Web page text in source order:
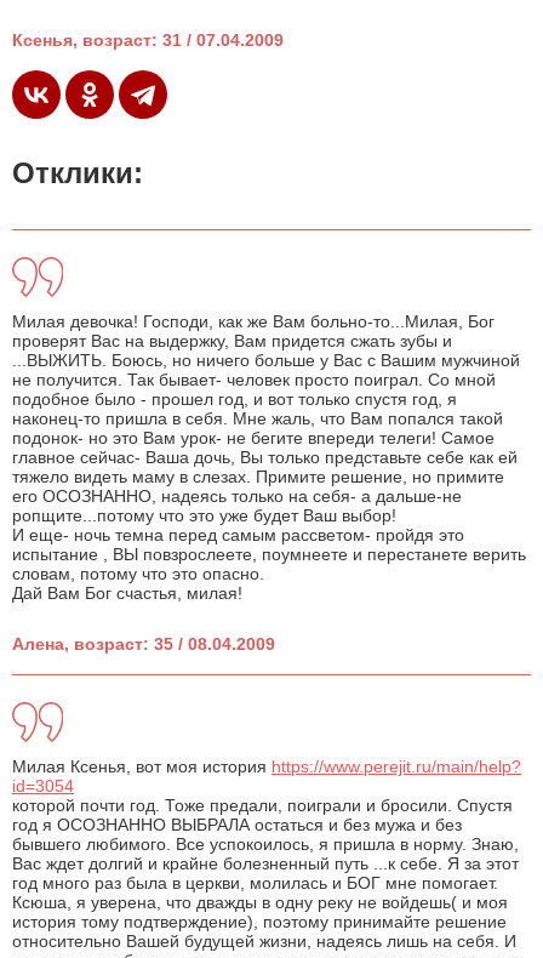
Ксенья, возраст: 31 / 07.04.2009
Отклики:
Милая девочка! Господи, как же Вам больно-то...Милая, Бог
проверят Вас на выдержку, Вам придется сжать зубы и
...ВЫЖИТЬ. Боюсь, но ничего больше у Вас с Вашим мужчиной
не получится. Так бывает- человек просто поиграл. Со мной
подобное было - прошел год, и вот только спустя год, я
наконец-то пришла в себя. Мне жаль, что Вам попался такой
подонок- но это Вам урок- не бегите впереди телеги! Самое
главное сейчас- Ваша дочь, Вы только представьте себе как ей
тяжело видеть маму в слезах. Примите решение, но примите
его ОСОЗНАННО, надеясь только на себя- а дальше-не
ропщите...потому что это уже будет Ваш выбор!
И еще- ночь темна перед самым рассветом- пройдя это
испытание , ВЫ повзрослеете, поумнеете и перестанете верить
словам, потому что это опасно.
Дай Вам Бог счастья, милая!
Алена, возраст: 35 / 08.04.2009
Милая Ксенья, вот моя история https://www.perejit.ru/main/help?
id=3054
которой почти год. Тоже предали, поиграли и бросили. Спустя
год я ОСОЗНАННО ВЫБРАЛА остаться и без мужа и без
бывшего любимого. Все успокоилось, я пришла в норму. Знаю,
Вас ждет долгий и крайне болезненный путь ...к себе. Я за этот
год много раз была в церкви, молилась и БОГ мне помогает.
Ксюша, я уверена, что дважды в одну реку не войдешь( и моя
история тому подтверждение), поэтому принимайте решение
относительно Вашей будущей жизни, надеясь лишь на себя. И